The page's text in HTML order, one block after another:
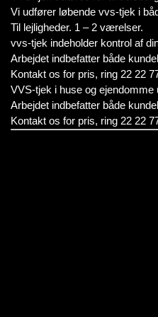
Vi udfører løbende vvs-tjek i
Til lejligheder. 1 – 2 værelser.
vvs-tjek indeholder kontrol af
Arbejdet indbefatter både
Kontakt os for pris, ring 22 22
VVS-tjek i huse og ejendomme
Arbejdet indbefatter både
Kontakt os for pris, ring 22 22